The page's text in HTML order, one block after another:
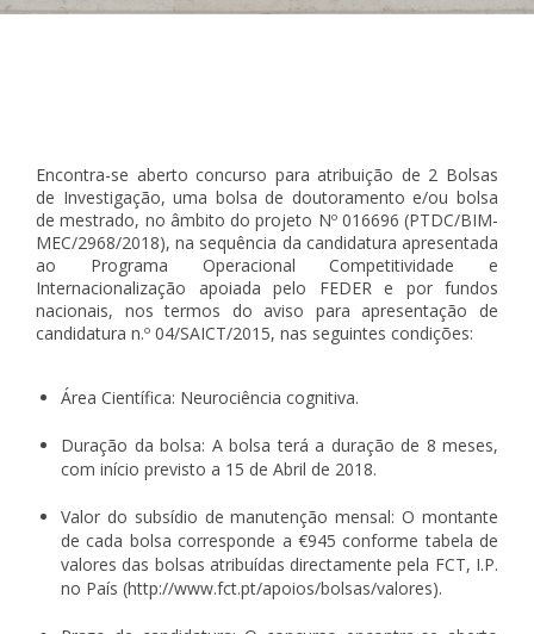
Encontra-se aberto concurso para atribuição de 2 Bolsas
de Investigação, uma bolsa de doutoramento e/ou bolsa
de mestrado, no âmbito do projeto Nº 016696 (PTDC/BIM-
MEC/2968/2018), na sequência da candidatura apresentada
ao Programa Operacional Competitividade e
Internacionalização apoiada pelo FEDER e por fundos
nacionais, nos termos do aviso para apresentação de
candidatura n.º 04/SAICT/2015, nas seguintes condições:
Área Científica: Neurociência cognitiva.
Duração da bolsa: A bolsa terá a duração de 8 meses,
com início previsto a 15 de Abril de 2018.
Valor do subsídio de manutenção mensal: O montante
de cada bolsa corresponde a €945 conforme tabela de
valores das bolsas atribuídas directamente pela FCT, I.P.
no País (http://www.fct.pt/apoios/bolsas/valores).